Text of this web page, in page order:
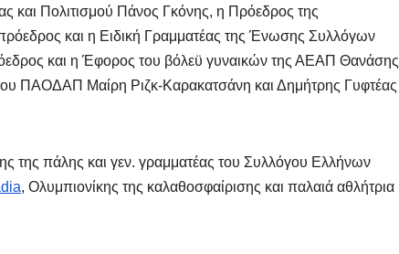
Πολιτισμού Πάνος Γκόνης, η Πρόεδρος της
και η Ειδική Γραμματέας της Ένωσης Συλλόγων
και η Έφορος του βόλεϋ γυναικών της ΑΕΑΠ Θανάσης
ΠΑΟΔΑΠ Μαίρη Ριζκ-Καρακατσάνη και Δημήτρης Γυφτέας
της πάλης και γεν. γραμματέας του Συλλόγου Ελλήνων
, Ολυμπιονίκης της καλαθοσφαίρισης και παλαιά αθλήτρια